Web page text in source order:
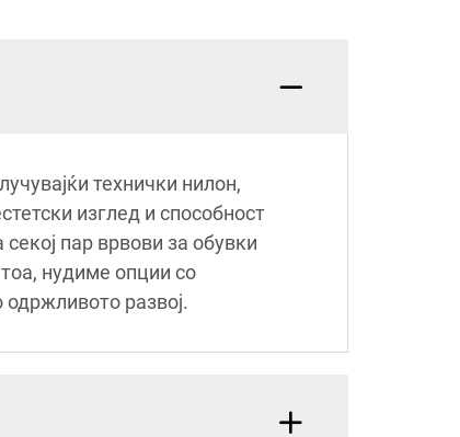
технички нилон,
изглед и способност
пар врвови за обувки
нудиме опции со
развој.